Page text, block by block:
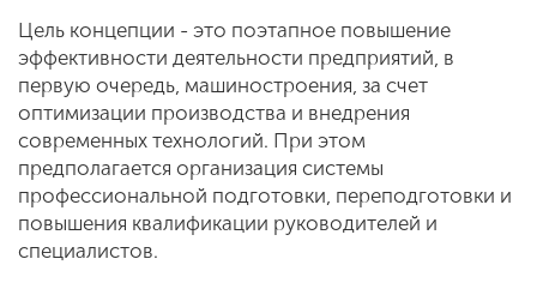
Цель концепции - это поэтапное повышение
эффективности деятельности предприятий, в
первую очередь, машиностроения, за счет
оптимизации производства и внедрения
современных технологий. При этом
предполагается организация системы
профессиональной подготовки, переподготовки и
повышения квалификации руководителей и
специалистов.